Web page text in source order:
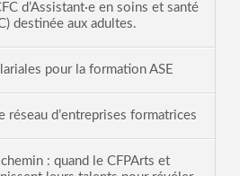
d’Assistant·e en soins et santé
destinée aux adultes.
pour la formation ASE
réseau d’entreprises formatrices
: quand le CFPArts et